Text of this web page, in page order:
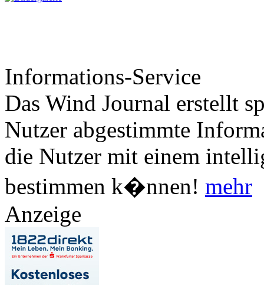
Informations-Service
Das Wind Journal erstellt
Nutzer abgestimmte
die Nutzer mit einem
bestimmen k�nnen! mehr
Anzeige